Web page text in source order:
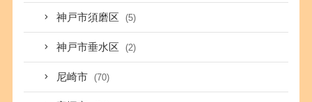
神戸市須磨区 (5)
神戸市垂水区 (2)
尼崎市 (70)